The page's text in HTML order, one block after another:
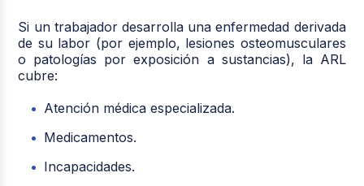
Si un trabajador desarrolla una enfermedad derivada
de su labor (por ejemplo, lesiones osteomusculares
o patologías por exposición a sustancias), la ARL
cubre:
Atención médica especializada.
Medicamentos.
Incapacidades.